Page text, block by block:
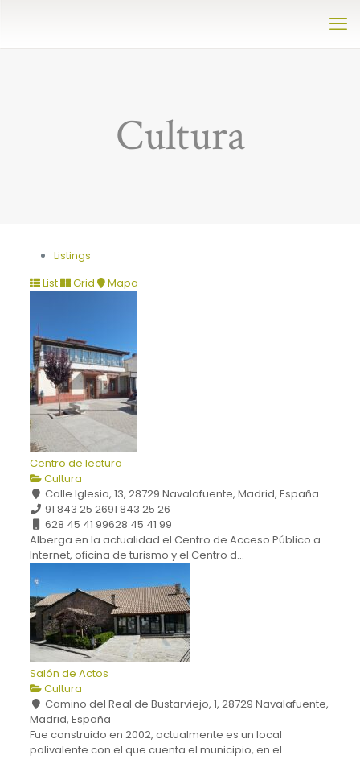
Cultura
Listings
List
Grid Mapa
Centro de lectura
Cultura
Calle Iglesia, 13, 28729 Navalafuente, Madrid, España
91 843 25 2691 843 25 26
628 45 41 99628 45 41 99
Alberga en la actualidad el Centro de Acceso Público a
Internet, oficina de turismo y el Centro d...
Salón de Actos
Cultura
Camino del Real de Bustarviejo, 1, 28729 Navalafuente,
Madrid, España
Fue construido en 2002, actualmente es un local
polivalente con el que cuenta el municipio, en el...